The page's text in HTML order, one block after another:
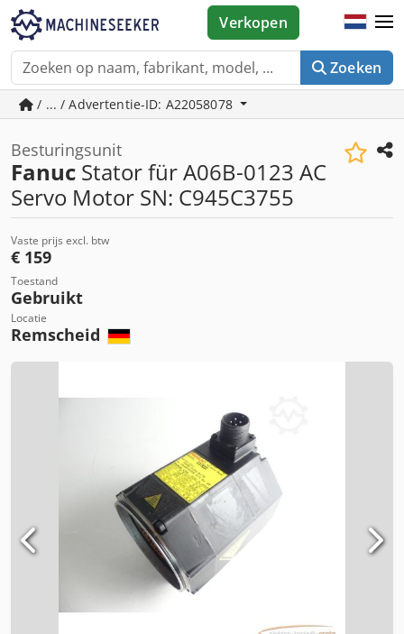
Zoeken
Verkopen
/ ... / Advertentie-ID: A22058078
Besturingsunit
Fanuc Stator für A06B-0123 AC
Servo Motor SN: C945C3755
Vaste prijs excl. btw
€ 159
Toestand
Gebruikt
Locatie
Remscheid